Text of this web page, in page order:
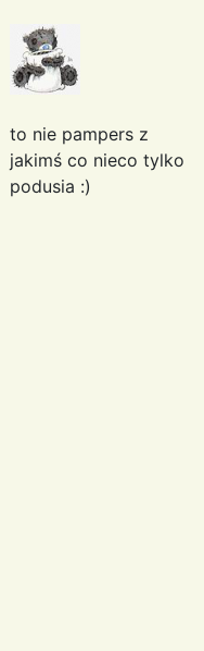
to nie pampers z
jakimś co nieco tylko
podusia :)